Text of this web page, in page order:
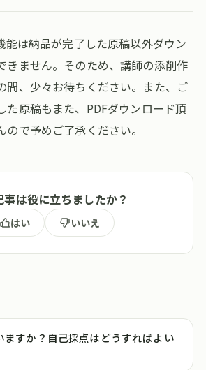
能は納品が完了した原稿以外ダウン
きません。そのため、講師の添削作
間、少々お待ちください。また、ご
た原稿もまた、PDFダウンロード頂
ので予めご了承ください。
事は役に立ちましたか？
はい いいえ
ますか？自己採点はどうすればよい